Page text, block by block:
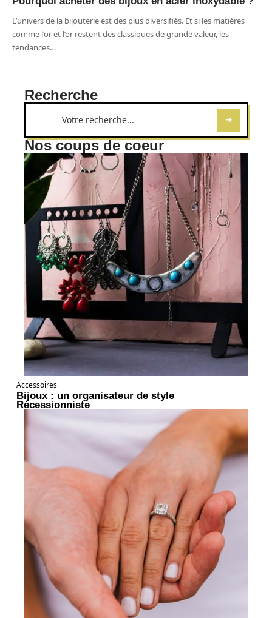
L’univers de la bijouterie est des plus diversifiés. Et si les matières
comme l’or et l’or restent des classiques de grande valeur, les
tendances…
Recherche
Nos coups de coeur
Accessoires
Bijoux : un organisateur de style
Récessionniste